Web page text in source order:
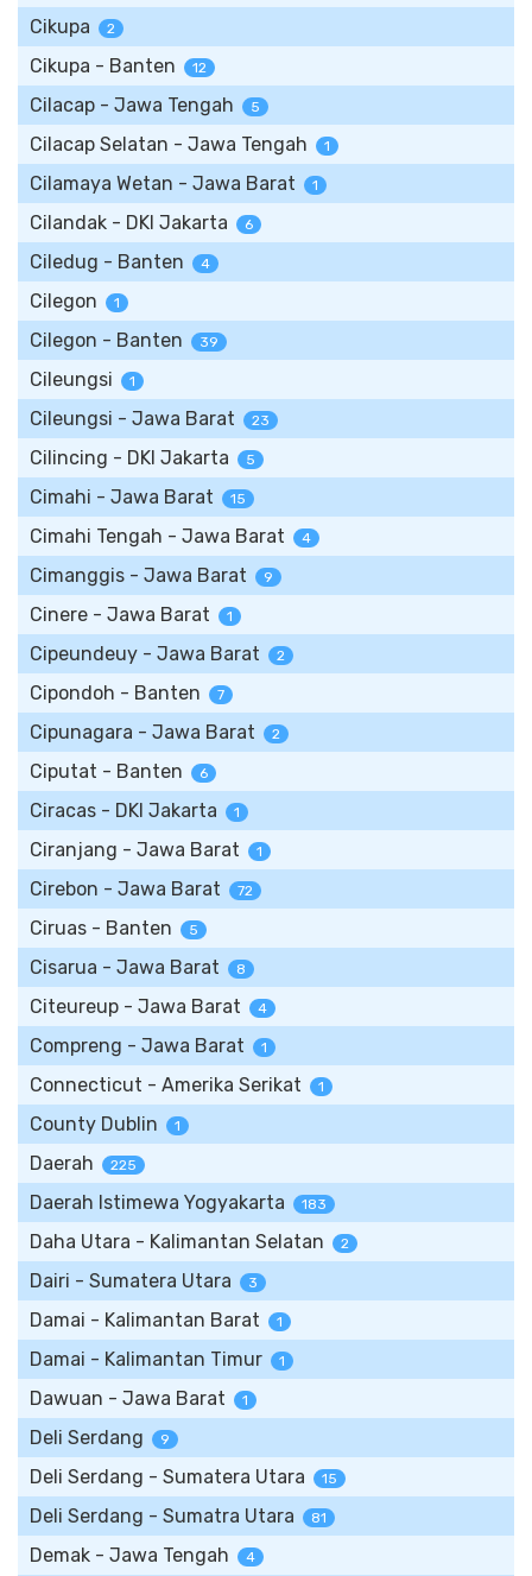
Cikupa 2
Cikupa - Banten 12
Cilacap - Jawa Tengah 5
Cilacap Selatan - Jawa Tengah 1
Cilamaya Wetan - Jawa Barat 1
Cilandak - DKI Jakarta 6
Ciledug - Banten 4
Cilegon 1
Cilegon - Banten 39
Cileungsi 1
Cileungsi - Jawa Barat 23
Cilincing - DKI Jakarta 5
Cimahi - Jawa Barat 15
Cimahi Tengah - Jawa Barat 4
Cimanggis - Jawa Barat 9
Cinere - Jawa Barat 1
Cipeundeuy - Jawa Barat 2
Cipondoh - Banten 7
Cipunagara - Jawa Barat 2
Ciputat - Banten 6
Ciracas - DKI Jakarta 1
Ciranjang - Jawa Barat 1
Cirebon - Jawa Barat 72
Ciruas - Banten 5
Cisarua - Jawa Barat 8
Citeureup - Jawa Barat 4
Compreng - Jawa Barat 1
Connecticut - Amerika Serikat 1
County Dublin 1
Daerah 225
Daerah Istimewa Yogyakarta 183
Daha Utara - Kalimantan Selatan 2
Dairi - Sumatera Utara 3
Damai - Kalimantan Barat 1
Damai - Kalimantan Timur 1
Dawuan - Jawa Barat 1
Deli Serdang 9
Deli Serdang - Sumatera Utara 15
Deli Serdang - Sumatra Utara 81
Demak - Jawa Tengah 4